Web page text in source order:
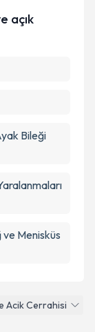
Acik Cerrahisi
açık
Bileği
Menisküs